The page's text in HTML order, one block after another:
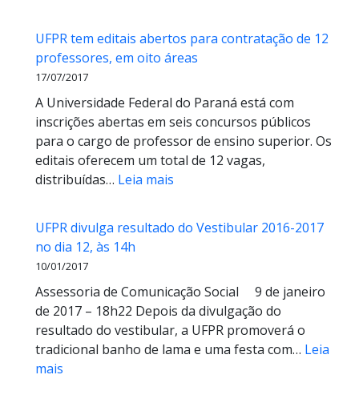
Florestal
Agrárias
não
expediente
no
dia
26/11
UFPR tem editais abertos para contratação de 12
professores, em oito áreas
17/07/2017
A Universidade Federal do Paraná está com
inscrições abertas em seis concursos públicos
para o cargo de professor de ensino superior. Os
editais oferecem um total de 12 vagas,
distribuídas… Leia mais
editais
contratação
de
12
professores,
UFPR divulga resultado do Vestibular 2016-2017
no dia 12, às 14h
10/01/2017
Assessoria de Comunicação Social 9 de janeiro
de 2017 – 18h22 Depois da divulgação do
resultado do vestibular, a UFPR promoverá o
tradicional banho de lama e uma festa com… Leia
mais